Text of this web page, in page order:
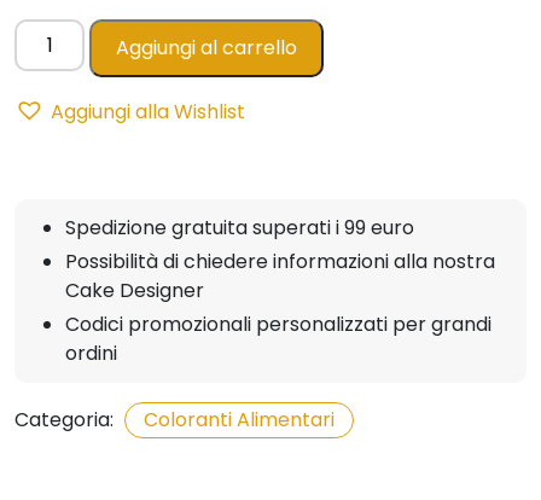
Easy
Col
-
quantità
Aggiungi al carrello
Aggiungi alla Wishlist
Spedizione gratuita superati i 99 euro
Possibilità di chiedere informazioni alla nostra
Cake Designer
Codici promozionali personalizzati per grandi
ordini
Categoria: Coloranti Alimentari